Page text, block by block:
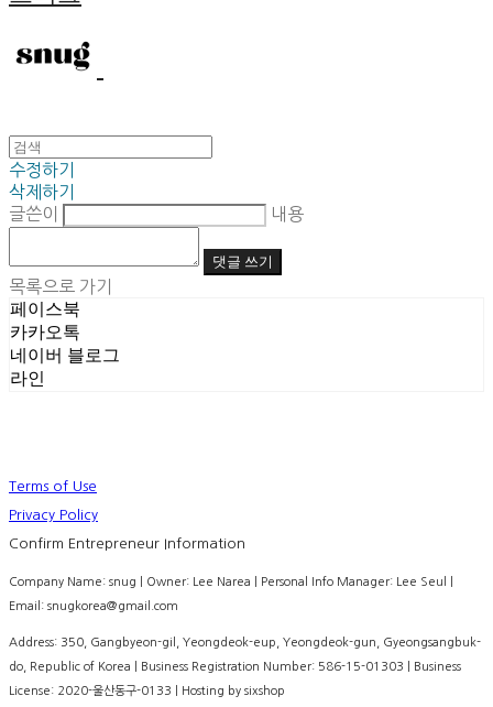
수정하기
삭제하기
글쓴이
내용
댓글 쓰기
목록으로 가기
페이스북
카카오톡
네이버 블로그
라인
Terms of Use
Privacy Policy
Confirm Entrepreneur Information
Company Name: snug | Owner: Lee Narea | Personal Info Manager: Lee Seul |
Email: snugkorea@gmail.com
Address: 350, Gangbyeon-gil, Yeongdeok-eup, Yeongdeok-gun, Gyeongsangbuk-
do, Republic of Korea | Business Registration Number: 586-15-01303 | Business
License: 2020-울산동구-0133 | Hosting by sixshop